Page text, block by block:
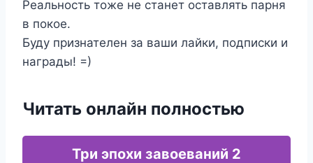
Реальность тоже не станет оставлять парня
в покое.
Буду признателен за ваши лайки, подписки и
награды! =)
Читать онлайн полностью
Три эпохи завоеваний 2